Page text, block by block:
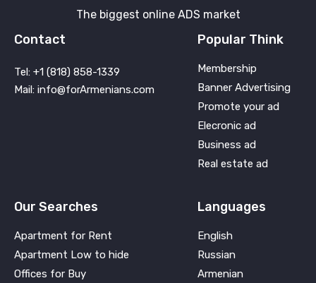
The biggest online ADS market
Contact
Tel: +1 (818) 858-1339
Mail: info@forArmenians.com
Popular Think
Membership
Banner Advertising
Promote your ad
Elecronic ad
Business ad
Real estate ad
Our Searches
Apartment for Rent
Apartment Low to hide
Offices for Buy
Languages
English
Russian
Armenian